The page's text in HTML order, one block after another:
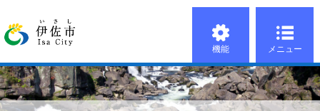
機能 メニュー